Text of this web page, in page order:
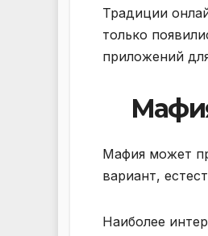
Традиции
только
приложений
Мафия может
вариант,
Наиболее